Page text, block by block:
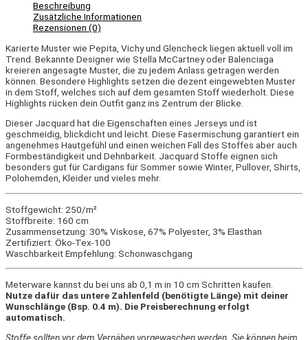
Beschreibung
Zusätzliche Informationen
Rezensionen (0)
Karierte Muster wie Pepita, Vichy und Glencheck liegen aktuell voll im
Trend. Bekannte Designer wie Stella McCartney oder Balenciaga
kreieren angesagte Muster, die zu jedem Anlass getragen werden
können. Besondere Highlights setzen die dezent eingewebten Muster
in dem Stoff, welches sich auf dem gesamten Stoff wiederholt. Diese
Highlights rücken dein Outfit ganz ins Zentrum der Blicke.
Dieser Jacquard hat die Eigenschaften eines Jerseys und ist
geschmeidig, blickdicht und leicht. Diese Fasermischung garantiert ein
angenehmes Hautgefühl und einen weichen Fall des Stoffes aber auch
Formbeständigkeit und Dehnbarkeit. Jacquard Stoffe eignen sich
besonders gut für Cardigans für Sommer sowie Winter, Pullover, Shirts,
Polohemden, Kleider und vieles mehr.
Stoffgewicht: 250/m²
Stoffbreite: 160 cm
Zusammensetzung: 30% Viskose, 67% Polyester, 3% Elasthan
Zertifiziert: Öko-Tex-100
Waschbarkeit Empfehlung: Schonwaschgang
Meterware kannst du bei uns ab 0,1 m in 10 cm Schritten kaufen.
Nutze dafür das untere Zahlenfeld (benötigte Länge) mit deiner
Wunschlänge (Bsp. 0.4 m). Die Preisberechnung erfolgt
automatisch.
Stoffe sollten vor dem Vernähen vorgewaschen werden. Sie können beim